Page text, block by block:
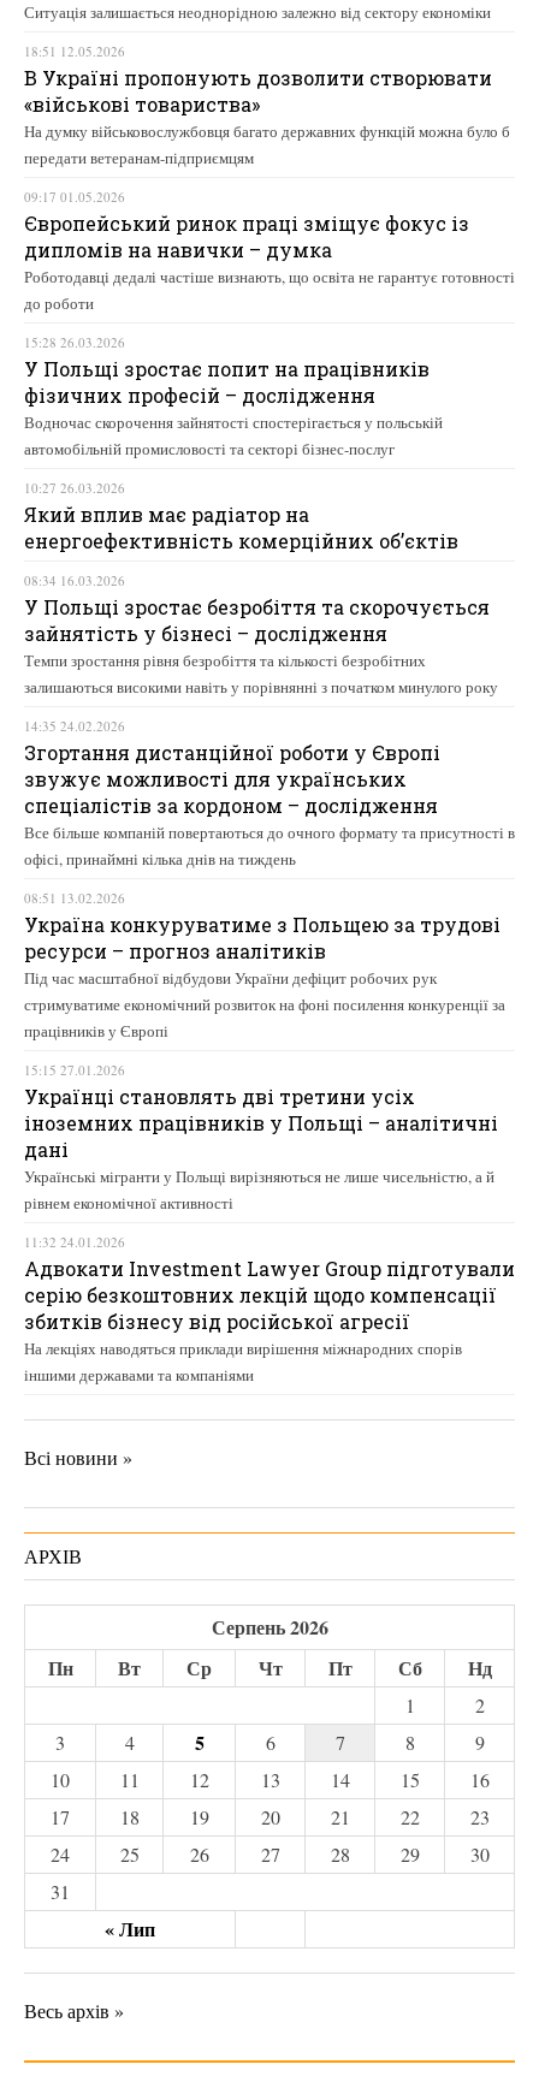
Ситуація залишається неоднорідною залежно від сектору економіки
18:51 12.05.2026
В Україні пропонують дозволити створювати
«військові товариства»
На думку військовослужбовця багато державних функцій можна було б
передати ветеранам-підприємцям
09:17 01.05.2026
Європейський ринок праці зміщує фокус із
дипломів на навички – думка
Роботодавці дедалі частіше визнають, що освіта не гарантує готовності
до роботи
15:28 26.03.2026
У Польщі зростає попит на працівників
фізичних професій – дослідження
Водночас скорочення зайнятості спостерігається у польській
автомобільній промисловості та секторі бізнес-послуг
10:27 26.03.2026
Який вплив має радіатор на
енергоефективність комерційних об’єктів
08:34 16.03.2026
У Польщі зростає безробіття та скорочується
зайнятість у бізнесі – дослідження
Темпи зростання рівня безробіття та кількості безробітних
залишаються високими навіть у порівнянні з початком минулого року
14:35 24.02.2026
Згортання дистанційної роботи у Європі
звужує можливості для українських
спеціалістів за кордоном – дослідження
Все більше компаній повертаються до очного формату та присутності в
офісі, принаймні кілька днів на тиждень
08:51 13.02.2026
Україна конкуруватиме з Польщею за трудові
ресурси – прогноз аналітиків
Під час масштабної відбудови України дефіцит робочих рук
стримуватиме економічний розвиток на фоні посилення конкуренції за
працівників у Європі
15:15 27.01.2026
Українці становлять дві третини усіх
іноземних працівників у Польщі – аналітичні
дані
Українські мігранти у Польщі вирізняються не лише чисельністю, а й
рівнем економічної активності
11:32 24.01.2026
Адвокати Investment Lawyer Group підготували
серію безкоштовних лекцій щодо компенсації
збитків бізнесу від російської агресії
На лекціях наводяться приклади вирішення міжнародних спорів
іншими державами та компаніями
Всі новини »
АРХІВ
Серпень 2026
Пн
Вт Ср Чт Пт Сб Нд
« Лип
1
2
3
4 5 6 7 8
9
10
11 12 13 14 15
16
17
18 19 20 21 22
23
24
25 26 27 28 29
30
31
Весь архів »